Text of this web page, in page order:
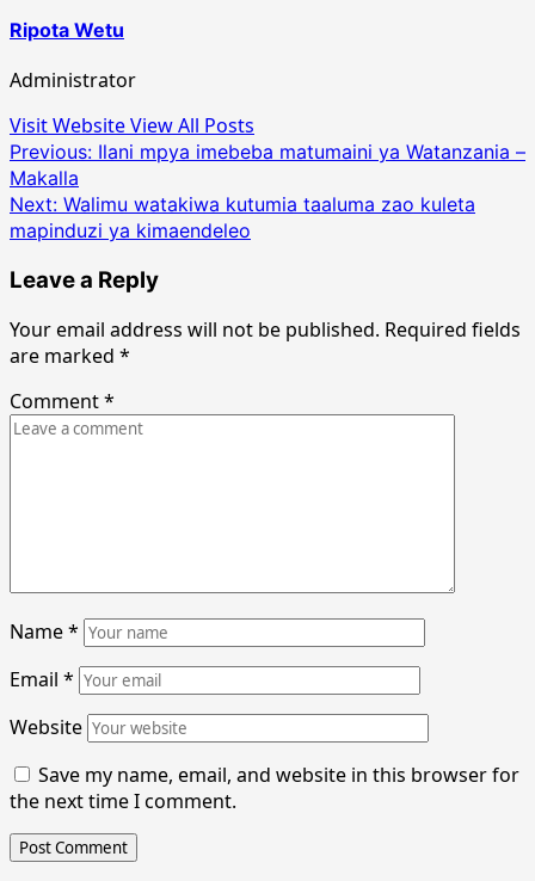
Ripota Wetu
Administrator
Visit WebsiteView All Posts
Post
navigation
Previous: Ilani mpya imebeba matumaini ya Watanzania –
Makalla
Next: Walimu watakiwa kutumia taaluma zao kuleta
mapinduzi ya kimaendeleo
Leave a Reply
Your email address will not be published. Required fields
are marked *
Comment*
Name*
Email *
Website
Save my name, email, and website in this browser for
the next time I comment.